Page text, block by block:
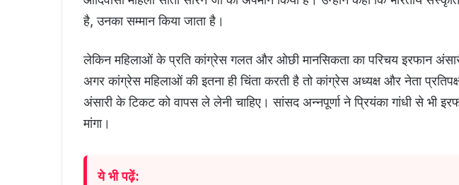
है, उनका सम्मान किया जाता है।
लेकिन महिलाओं के प्रति कांग्रेस गलत और ओछी मानसिकता का परिचय इरफान
अगर कांग्रेस महिलाओं की इतना ही चिंता करती है तो कांग्रेस अध्यक्ष और नेता
अंसारी के टिकट को वापस ले लेनी चाहिए। सांसद अन्नपूर्णा ने प्रियंका गांधी से भी
मांगा।
ये भी पढ़ें: